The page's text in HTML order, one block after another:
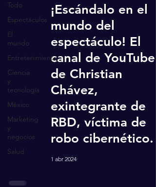
Todo
Espectáculos
El
mundo
Entretenimiento
Ciencia
y
tecnología
México
Marketing
y
negocios
Salud
¡Escándalo en el
mundo del
espectáculo! El
canal de YouTube
de Christian
Chávez,
exintegrante de
RBD, víctima de
robo cibernético.
1 abr 2024